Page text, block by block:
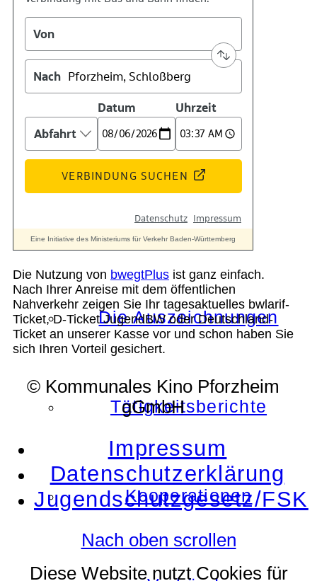
Kontakt
Kino
Das Team
Die Auszeichnungen
Tätigkeitsberichte
Kooperationen
Die Nutzung von bwegtPlus ist ganz einfach.
Nach Ihrer Anreise mit dem öffentlichen
Nahverkehr zeigen Sie Ihr tagesaktuelles bwlarif-
Ticket, D-Ticket JugendBW oder Deutschland-
Ticket an unserer Kasse vor und schon haben Sie
sich Ihren Vorteil gesichert.
© Kommunales Kino Pforzheim
gGmbH
Impressum
Datenschutzerklärung
Jugendschutzgesetz/FSK
Nach oben scrollen
Diese Website nutzt Cookies für